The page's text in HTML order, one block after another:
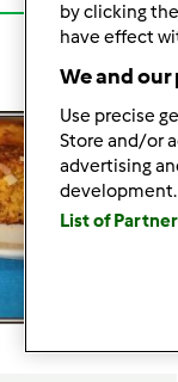
by clicking
have effect
We and
Use precise
Store and/or
advertising
development.
List of